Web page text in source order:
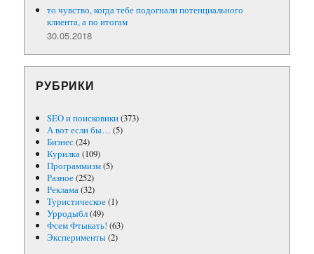
то чувство, когда тебе подогнали потенциального
клиента, а по итогам
30.05.2018
РУБРИКИ
SEO и поисковики(373)
А вот если бы… (5)
Бизнес(24)
Курилка(109)
Программизм(5)
Разное(252)
Реклама(32)
Туристическое(1)
Урродыбл(49)
Фсем Фтыкать! (63)
Эксперименты(2)